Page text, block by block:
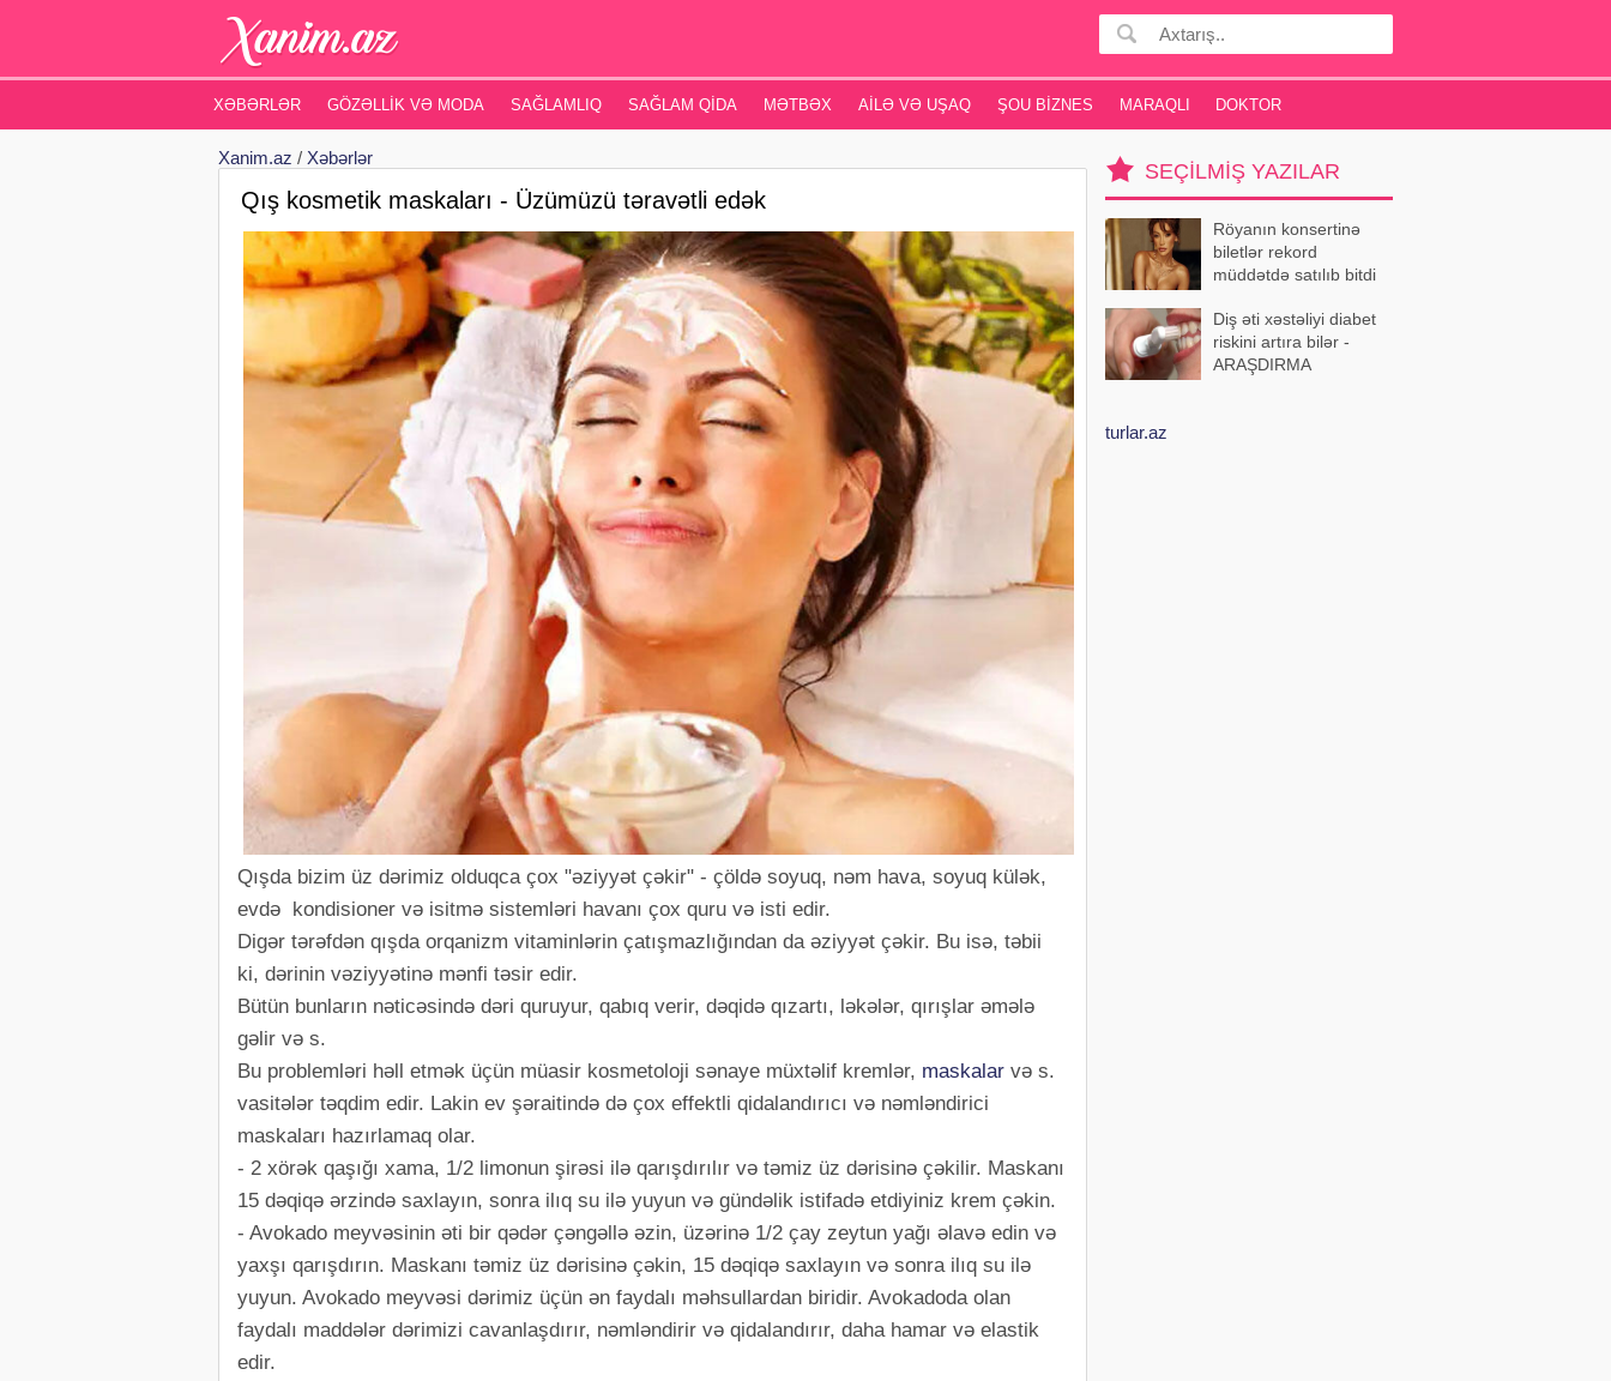
XƏBƏRLƏR GÖZƏLLIK VƏ MODA SAĞLAMLIQ SAĞLAM QIDA MƏTBƏX AILƏ VƏ UŞAQ ŞOU BIZNES MARAQLI DOKTOR
Xanim.az / Xəbərlər
Qış kosmetik maskaları - Üzümüzü təravətli edək
Qışda bizim üz dərimiz olduqca çox "əziyyət çəkir" - çöldə soyuq, nəm hava, soyuq külək,
evdə kondisioner və isitmə sistemləri havanı çox quru və isti edir.
Digər tərəfdən qışda orqanizm vitaminlərin çatışmazlığından da əziyyət çəkir. Bu isə, təbii
ki, dərinin vəziyyətinə mənfi təsir edir.
Bütün bunların nəticəsində dəri quruyur, qabıq verir, dəqidə qızartı, ləkələr, qırışlar əmələ
gəlir və s.
Bu problemləri həll etmək üçün müasir kosmetoloji sənaye müxtəlif kremlər, maskalar və s.
vasitələr təqdim edir. Lakin ev şəraitində də çox effektli qidalandırıcı və nəmləndirici
maskaları hazırlamaq olar.
- 2 xörək qaşığı xama, 1/2 limonun şirəsi ilə qarışdırılır və təmiz üz dərisinə çəkilir. Maskanı
15 dəqiqə ərzində saxlayın, sonra ilıq su ilə yuyun və gündəlik istifadə etdiyiniz krem çəkin.
- Avokado meyvəsinin əti bir qədər çəngəllə əzin, üzərinə 1/2 çay zeytun yağı əlavə edin və
yaxşı qarışdırın. Maskanı təmiz üz dərisinə çəkin, 15 dəqiqə saxlayın və sonra ilıq su ilə
yuyun. Avokado meyvəsi dərimiz üçün ən faydalı məhsullardan biridir. Avokadoda olan
faydalı maddələr dərimizi cavanlaşdırır, nəmləndirir və qidalandırır, daha hamar və elastik
edir.
SEÇILMIŞ YAZILAR
Röyanın konsertinə
biletlər rekord
müddətdə satılıb bitdi
Diş əti xəstəliyi diabet
riskini artıra bilər -
ARAŞDIRMA
turlar.az